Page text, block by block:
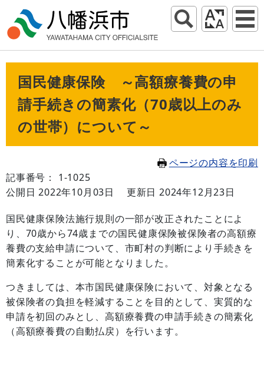
国民健康保険 ～高額療養費の申
請手続きの簡素化（70歳以上のみ
の世帯）について～
ページの内容を印刷
記事番号： 1-1025
公開日 2022年10月03日
更新日 2024年12月23日
国民健康保険法施行規則の一部が改正されたことによ
り、70歳から74歳までの国民健康保険被保険者の高額療
養費の支給申請について、市町村の判断により手続きを
簡素化することが可能となりました。
つきましては、本市国民健康保険において、対象となる
被保険者の負担を軽減することを目的として、実質的な
申請を初回のみとし、高額療養費の申請手続きの簡素化
（高額療養費の自動払戻）を行います。